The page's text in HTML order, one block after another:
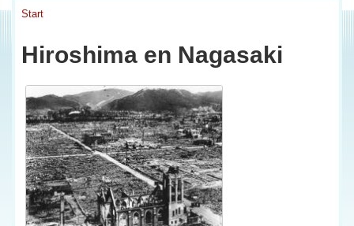
Start
Hiroshima en Nagasaki